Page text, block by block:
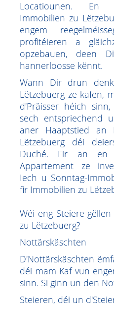
Locatiounen. En
Immobilien zu
engem
profitéieren a
opzebauen, deen
hannerloosse kënnt.
Wann Dir drun
Lëtzebuerg ze kafen,
d'Präisser héich
sech entspriechend
aner Haaptstied an
Lëtzebuerg déi
Duché. Fir an en
Appartement ze
Iech u Sonntag-
fir Immobilien zu
Wéi eng Steiere
zu Lëtzebuerg?
Nottärskäschten
D'Nottärskäschten
déi mam Kaf vun
sinn. Si ginn un den
Steieren, déi un